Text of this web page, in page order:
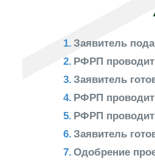
Заявитель
РФРП проводит
Заявитель
РФРП проводит
РФРП проводит
Заявитель
Одобрение